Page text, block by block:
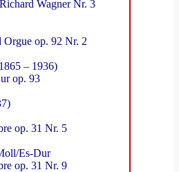
Wagner Nr. 3
Orgue op. 92 Nr. 2
– 1936)
op. 93
op. 31 Nr. 5
Es-Dur
op. 31 Nr. 9